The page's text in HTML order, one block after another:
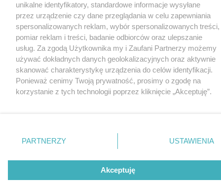
unikalne identyfikatory, standardowe informacje wysyłane
przez urządzenie czy dane przeglądania w celu zapewniania
spersonalizowanych reklam, wybór spersonalizowanych treści,
pomiar reklam i treści, badanie odbiorców oraz ulepszanie
usług. Za zgodą Użytkownika my i Zaufani Partnerzy możemy
używać dokładnych danych geolokalizacyjnych oraz aktywnie
skanować charakterystykę urządzenia do celów identyfikacji.
Ponieważ cenimy Twoją prywatność, prosimy o zgodę na
korzystanie z tych technologii poprzez kliknięcie „Akceptuję”.
nie wymagają zgody użytkownika, ale masz prawo sprzeciwić
się takiemu przetwarzaniu. Preferencje będą miały
Zapoznaj się z poniższymi informacjami, abyś mógł świadomie
PARTNERZY USTAWIENIA
Akceptuję